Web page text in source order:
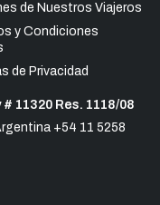
de Nuestros Viajeros
y Condiciones
de Privacidad
11320 Res. 1118/08
+54 11 5258